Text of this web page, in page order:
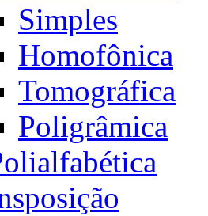
Simples
Homofônica
Tomográfica
Poligrâmica